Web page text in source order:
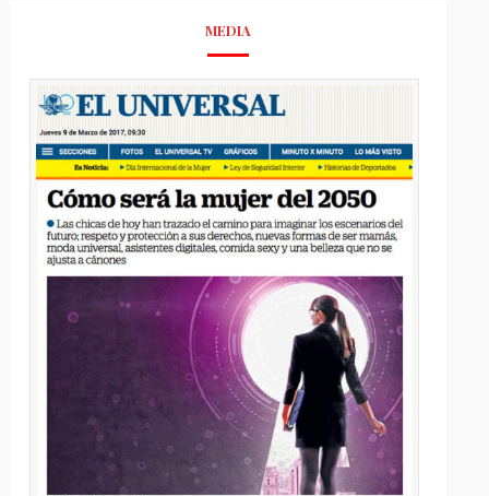
MEDIA